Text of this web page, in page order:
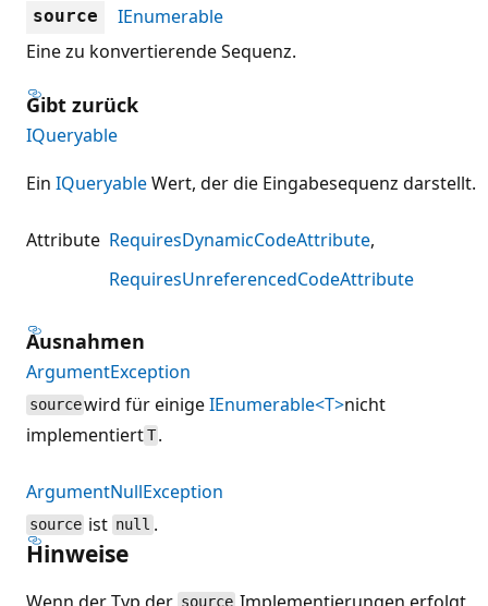
source
IEnumerable
Eine zu konvertierende Sequenz.
Gibt zurück
IQueryable
Ein IQueryableWert, der die Eingabesequenz darstellt.
Attribute RequiresDynamicCodeAttribute
RequiresUnreferencedCodeAttribute
Ausnahmen
ArgumentException
sourcewird für einigeIEnumerable<T>nicht
implementiertT .
ArgumentNullException
source ist null .
Hinweise
Wenn der Typ der source Implementierungen erfolgt